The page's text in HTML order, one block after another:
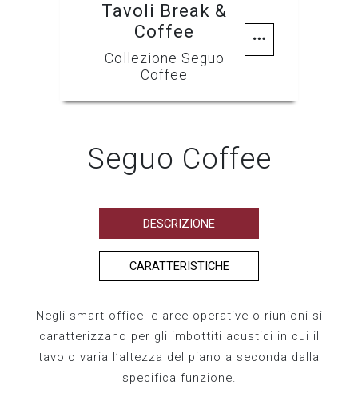
Tavoli Break &
Coffee
Collezione Seguo
Coffee
Seguo Coffee
DESCRIZIONE
CARATTERISTICHE
Negli smart office le aree operative o riunioni si
caratterizzano per gli imbottiti acustici in cui il
tavolo varia l’altezza del piano a seconda dalla
specifica funzione.